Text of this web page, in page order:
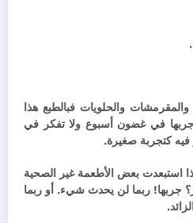
والمقرمشات والحلويات فبالطبع هذا
في غضون أسبوع ولا تفكر في
كتجربة صغيرة.
استبعدت بعض الأطعمة غير الصحية
جربها! ربما لن يحدث شيء. أو ربما